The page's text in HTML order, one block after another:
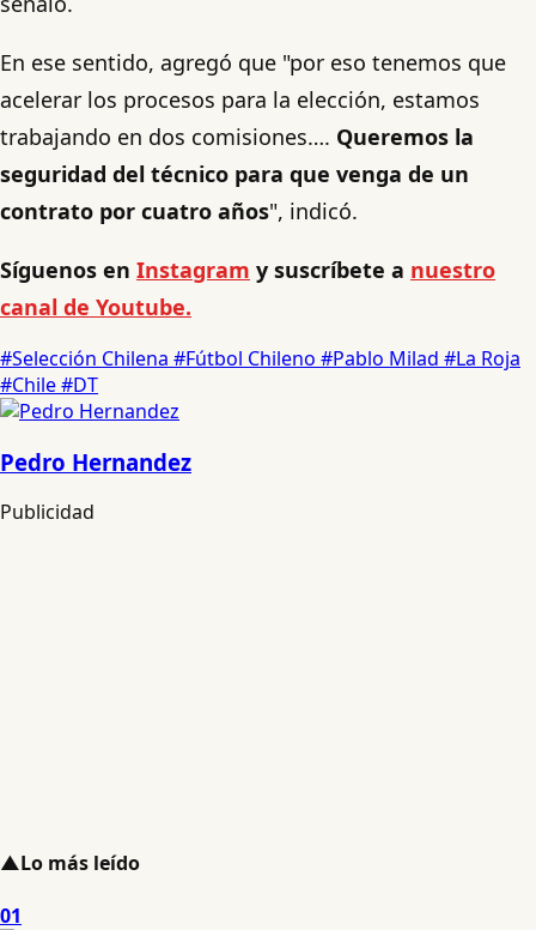
En ese sentido, agregó que "por eso tenemos que
acelerar los procesos para la elección, estamos
trabajando en dos comisiones…. Queremos la
seguridad del técnico para que venga de un
contrato por cuatro años", indicó.
Síguenos en Instagram y suscríbete a nuestro
canal de Youtube.
#Selección Chilena #Fútbol Chileno #Pablo Milad #La Roja
#Chile#DT
Pedro Hernandez
Publicidad
▲Lo más leído
01